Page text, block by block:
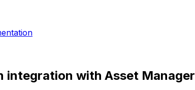
integration with Asset Manager